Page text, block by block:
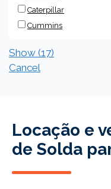
Locação e
de Solda
Caterpillar
Cummins
Show (17)
Cancel